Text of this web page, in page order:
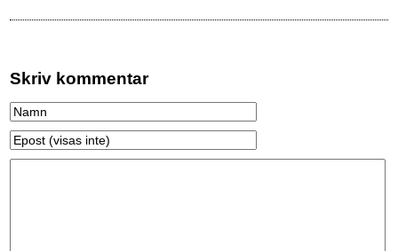
Skriv kommentar